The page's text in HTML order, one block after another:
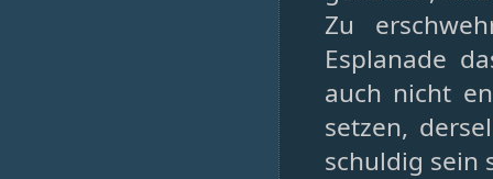
Zu
Esplanade
auch nicht
setzen,
schuldig sein